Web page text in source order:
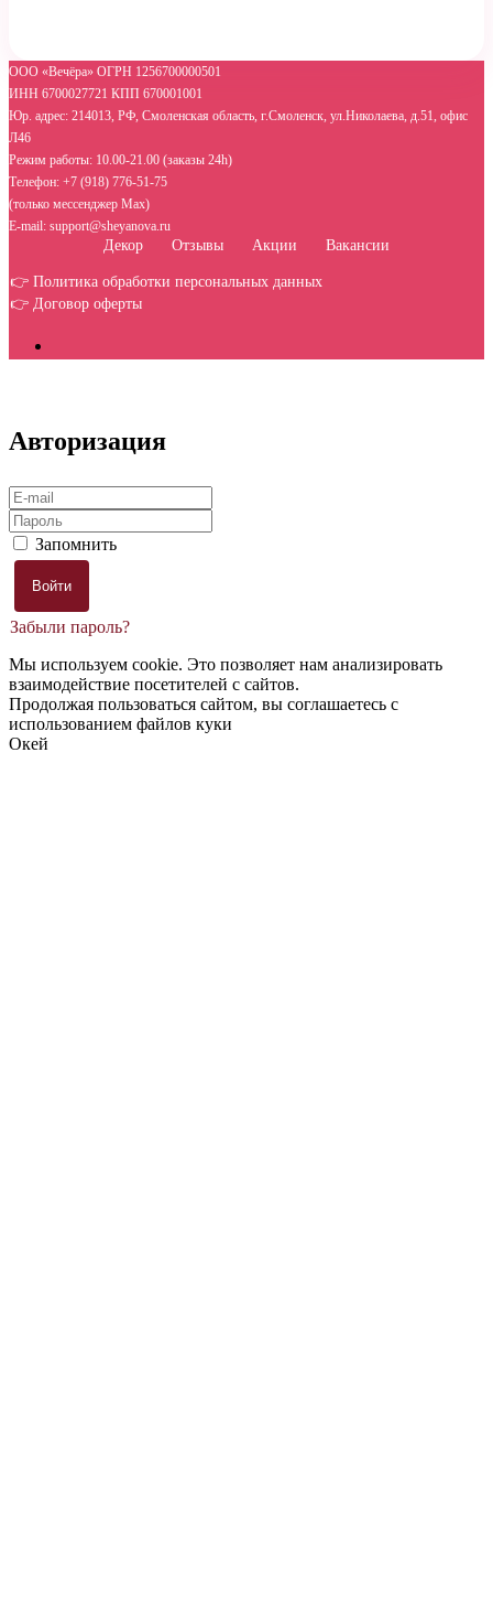
ООО «Вечёра» ОГРН 1256700000501
ИНН 6700027721 КПП 670001001
Юр. адрес: 214013, РФ, Смоленская область, г.Смоленск, ул.Николаева, д.51, офис
Л46
Режим работы: 10.00-21.00 (заказы 24h)
Телефон: +7 (918) 776-51-75
(только мессенджер Max)
E-mail: support@sheyanova.ru
Декор Отзывы Акции Вакансии
👉 Политика обработки персональных данных
👉 Договор оферты
Авторизация
Запомнить
Забыли пароль?
Мы используем cookie. Это позволяет нам анализировать
взаимодействие посетителей с сайтов.
Продолжая пользоваться сайтом, вы соглашаетесь с
использованием файлов куки
Окей